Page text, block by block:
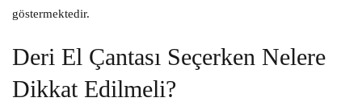
göstermektedir.
Deri El Çantası Seçerken Nelere
Dikkat Edilmeli?